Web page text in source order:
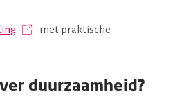
met praktische
duurzaamheid?